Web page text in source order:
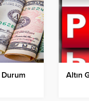
Durum
Altın